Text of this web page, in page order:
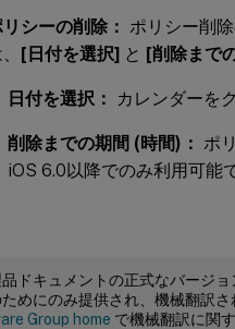
シーの削除： ポリシー削
[日付を選択] と [削除まで
日付を選択： カレンダーを
削除までの期間 (時間)： ポ
iOS 6.0以降でのみ利用可能
品ドキュメントの正式なバージ
めにのみ提供され、機械翻訳
Group home で機械翻訳に関